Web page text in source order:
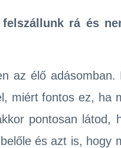
rá és
az élő adásomban.
miért fontos ez, ha
pontosan látod,
és azt is, hogy